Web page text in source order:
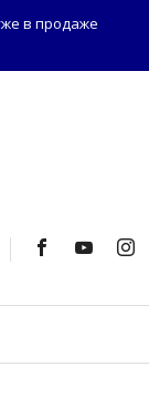
в продаже